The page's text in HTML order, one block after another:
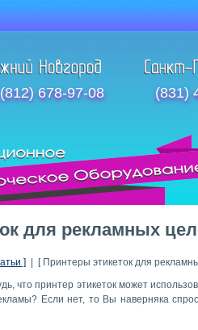
(812) 678-97-08 (831)
для рекламных
] | [ Принтеры этикеток для
что принтер этикеток может
Если нет, то Вы наверняка